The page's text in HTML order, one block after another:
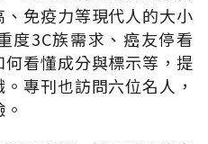
免疫力等現代人的大小
度3C族需求、癌友停看
看懂成分與標示等，提
專刊也訪問六位名人，